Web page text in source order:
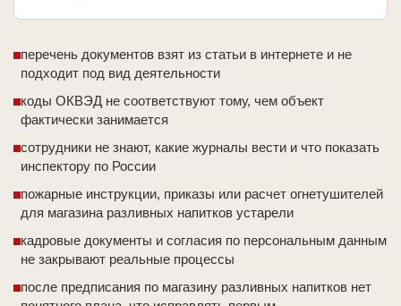
перечень документов взят из статьи в интернете и не
подходит под вид деятельности
коды ОКВЭД не соответствуют тому, чем объект
фактически занимается
сотрудники не знают, какие журналы вести и что показать
инспектору по России
пожарные инструкции, приказы или расчет огнетушителей
для магазина разливных напитков устарели
кадровые документы и согласия по персональным данным
не закрывают реальные процессы
после предписания по магазину разливных напитков нет